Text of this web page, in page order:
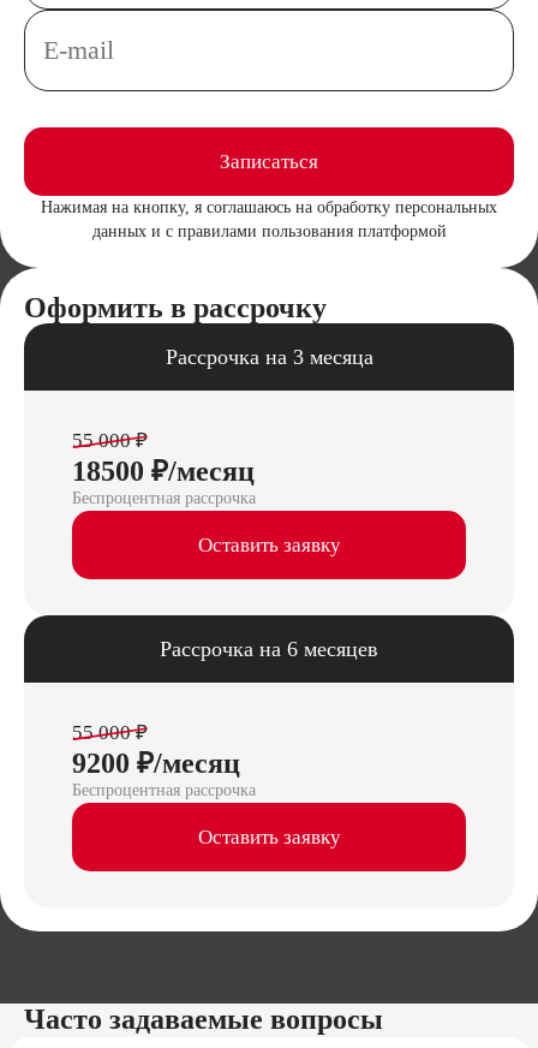
Записаться
Нажимая на кнопку, я соглашаюсь на обработку персональных
данных и с правилами пользования платформой
Оформить в рассрочку
Рассрочка на 3 месяца
55 000 ₽
18500 ₽/месяц
Беспроцентная рассрочка
Оставить заявку
Рассрочка на 6 месяцев
55 000 ₽
9200 ₽/месяц
Беспроцентная рассрочка
Оставить заявку
Часто задаваемые вопросы